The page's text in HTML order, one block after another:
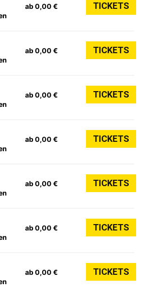
ab 0,00 € TICKETS
ab 0,00 € TICKETS
ab 0,00 € TICKETS
ab 0,00 € TICKETS
ab 0,00 € TICKETS
ab 0,00 € TICKETS
ab 0,00 € TICKETS